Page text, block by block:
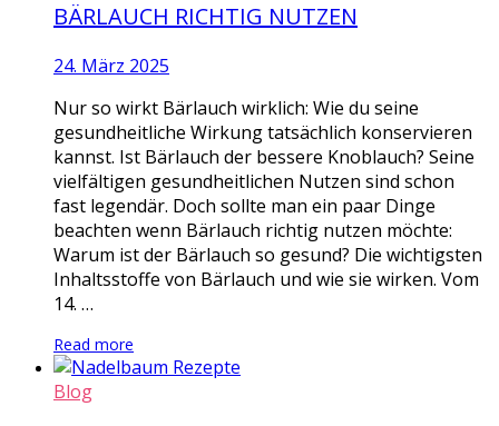
BÄRLAUCH RICHTIG NUTZEN
24. März 2025
Nur so wirkt Bärlauch wirklich: Wie du seine
gesundheitliche Wirkung tatsächlich konservieren
kannst. Ist Bärlauch der bessere Knoblauch? Seine
vielfältigen gesundheitlichen Nutzen sind schon
fast legendär. Doch sollte man ein paar Dinge
beachten wenn Bärlauch richtig nutzen möchte:
Warum ist der Bärlauch so gesund? Die wichtigsten
Inhaltsstoffe von Bärlauch und wie sie wirken. Vom
14. …
Read more
Blog